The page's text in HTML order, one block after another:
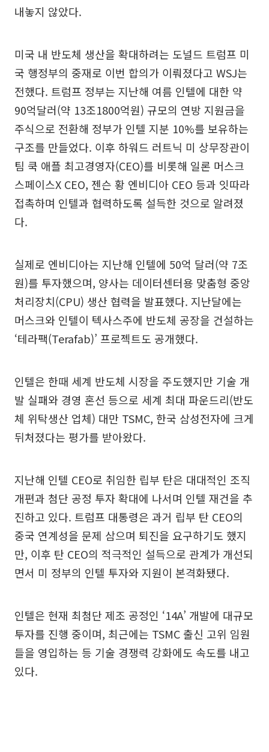
내놓지 않았다.
미국 내 반도체 생산을 확대하려는 도널드 트럼프 미
국 행정부의 중재로 이번 합의가 이뤄졌다고 WSJ는
전했다. 트럼프 정부는 지난해 여름 인텔에 대한 약
90억달러(약 13조1800억원) 규모의 연방 지원금을
주식으로 전환해 정부가 인텔 지분 10%를 보유하는
구조를 만들었다. 이후 하워드 러트닉 미 상무장관이
팀 쿡 애플 최고경영자(CEO)를 비롯해 일론 머스크
스페이스X CEO, 젠슨 황 엔비디아 CEO 등과 잇따라
접촉하며 인텔과 협력하도록 설득한 것으로 알려졌
다.
실제로 엔비디아는 지난해 인텔에 50억 달러(약 7조
원)를 투자했으며, 양사는 데이터센터용 맞춤형 중앙
처리장치(CPU) 생산 협력을 발표했다. 지난달에는
머스크와 인텔이 텍사스주에 반도체 공장을 건설하는
‘테라팩(Terafab)’ 프로젝트도 공개했다.
인텔은 한때 세계 반도체 시장을 주도했지만 기술 개
발 실패와 경영 혼선 등으로 세계 최대 파운드리(반도
체 위탁생산 업체) 대만 TSMC, 한국 삼성전자에 크게
뒤처졌다는 평가를 받아왔다.
지난해 인텔 CEO로 취임한 립부 탄은 대대적인 조직
개편과 첨단 공정 투자 확대에 나서며 인텔 재건을 추
진하고 있다. 트럼프 대통령은 과거 립부 탄 CEO의
중국 연계성을 문제 삼으며 퇴진을 요구하기도 했지
만, 이후 탄 CEO의 적극적인 설득으로 관계가 개선되
면서 미 정부의 인텔 투자와 지원이 본격화됐다.
인텔은 현재 최첨단 제조 공정인 ‘14A’ 개발에 대규모
투자를 진행 중이며, 최근에는 TSMC 출신 고위 임원
들을 영입하는 등 기술 경쟁력 강화에도 속도를 내고
있다.